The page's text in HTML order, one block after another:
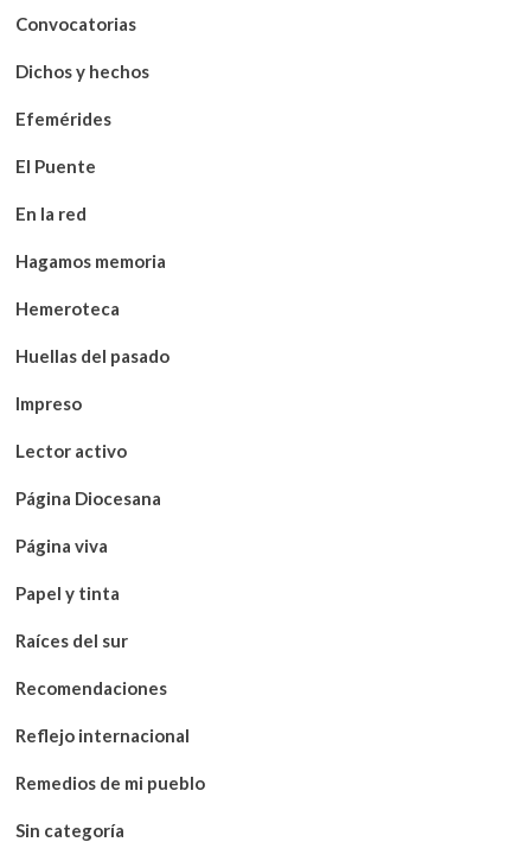
Convocatorias
Dichos y hechos
Efemérides
El Puente
En la red
Hagamos memoria
Hemeroteca
Huellas del pasado
Impreso
Lector activo
Página Diocesana
Página viva
Papel y tinta
Raíces del sur
Recomendaciones
Reflejo internacional
Remedios de mi pueblo
Sin categoría